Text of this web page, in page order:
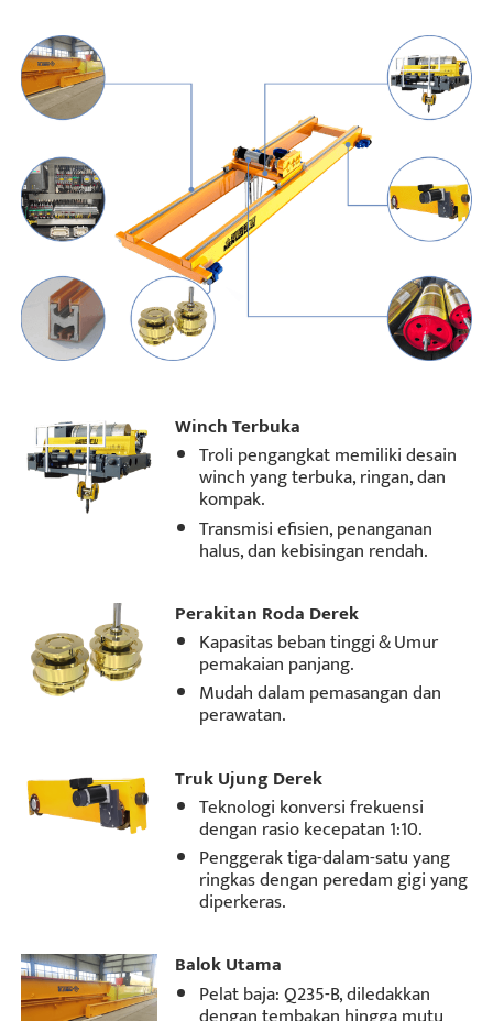
Winch Terbuka
Troli pengangkat memiliki desain
winch yang terbuka, ringan, dan
kompak.
Transmisi efisien, penanganan
halus, dan kebisingan rendah.
Perakitan Roda Derek
Kapasitas beban tinggi＆Umur
pemakaian panjang.
Mudah dalam pemasangan dan
perawatan.
Truk Ujung Derek
Teknologi konversi frekuensi
dengan rasio kecepatan 1:10.
Penggerak tiga-dalam-satu yang
ringkas dengan peredam gigi yang
diperkeras.
Balok Utama
Pelat baja: Q235-B, diledakkan